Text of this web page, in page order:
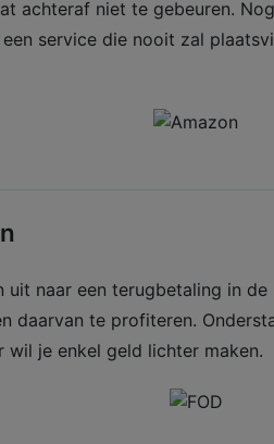
achteraf niet te gebeuren.
service die nooit zal
uit naar een terugbetaling in
daarvan te profiteren.
wil je enkel geld lichter maken.